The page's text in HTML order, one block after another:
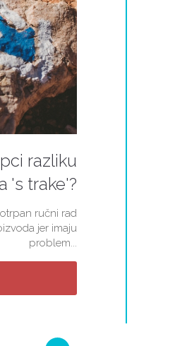
razliku
's trake'?
ručni rad
jer imaju
problem...